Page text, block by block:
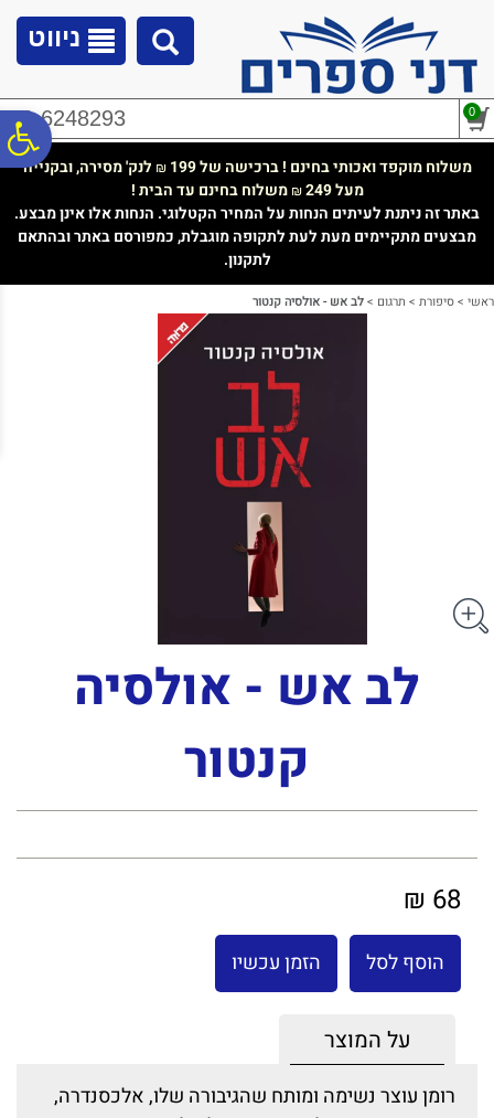
נגישות
ניווט
02-6248293 0
משלוח מוקפד ואכותי בחינם ! ברכישה של 199 ₪ לנק' מסירה, ובקנייה
מעל 249
₪משלוח בחינם עד הבית !
באתר זה ניתנת לעיתים הנחות על המחיר הקטלוגי. הנחות אלו אינן מבצע.
מבצעים מתקיימים מעת לעת לתקופה מוגבלת, כמפורסם באתר ובהתאם
לתקנון.
ראשי >סיפורת > תרגום >לב אש - אולסיה קנטור
לב אש - אולסיה
קנטור
68 ₪
הוסף לסל הזמן עכשיו
על המוצר
רומן עוצר נשימה ומותח שהגיבורה שלו, אלכסנדרה,